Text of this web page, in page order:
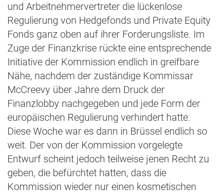
und Arbeitnehmervertreter die lückenlose
Regulierung von Hedgefonds und Private Equity
Fonds ganz oben auf ihrer Forderungsliste. Im
Zuge der Finanzkrise rückte eine entsprechende
Initiative der Kommission endlich in greifbare
Nähe, nachdem der zuständige Kommissar
McCreevy über Jahre dem Druck der
Finanzlobby nachgegeben und jede Form der
europäischen Regulierung verhindert hatte.
Diese Woche war es dann in Brüssel endlich so
weit. Der von der Kommission vorgelegte
Entwurf scheint jedoch teilweise jenen Recht zu
geben, die befürchtet hatten, dass die
Kommission wieder nur einen kosmetischen